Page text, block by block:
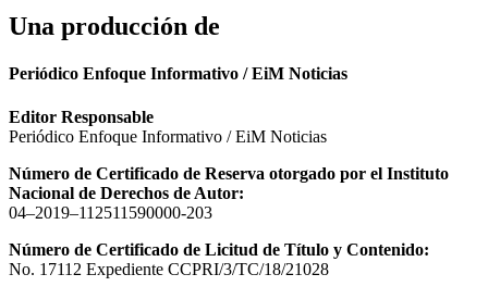
Una producción de
Periódico Enfoque Informativo / EiM Noticias
Editor Responsable
Periódico Enfoque Informativo / EiM Noticias
Número de Certificado de Reserva otorgado por el Instituto
Nacional de Derechos de Autor:
04–2019–112511590000-203
Número de Certificado de Licitud de Título y Contenido:
No. 17112 Expediente CCPRI/3/TC/18/21028